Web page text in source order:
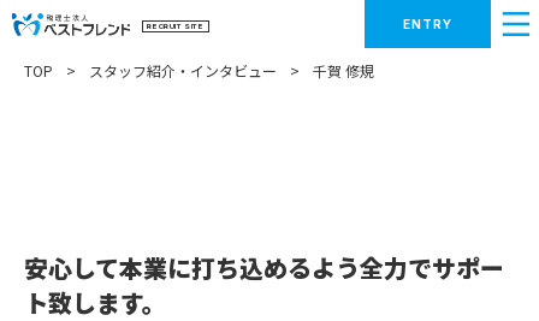
RECRUIT SITE ENTRY
TOP > スタッフ紹介・インタビュー > 千賀 修規
安心して本業に打ち込めるよう全力でサポー
ト致します。